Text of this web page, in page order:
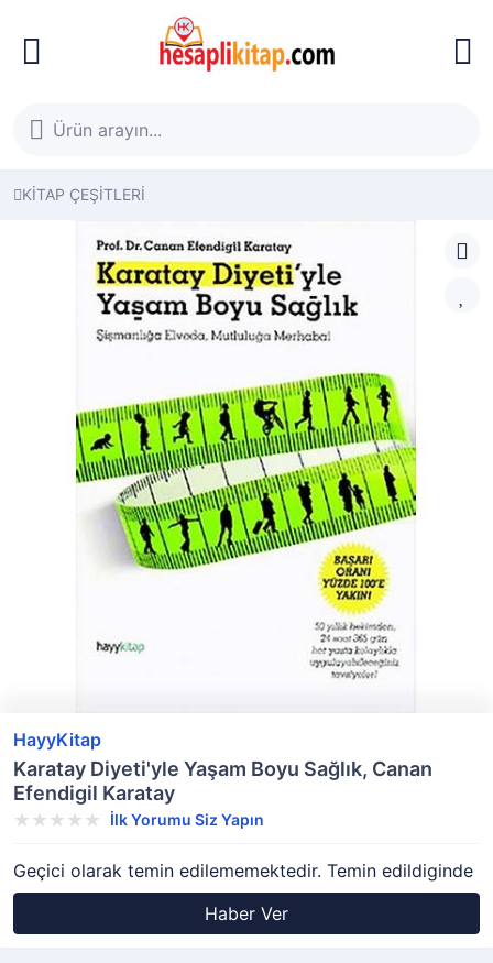
KİTAP ÇEŞİTLERİ
HayyKitap
Karatay Diyeti'yle Yaşam Boyu Sağlık, Canan
Efendigil Karatay
İlk Yorumu Siz Yapın
Geçici olarak temin edilememektedir. Temin edildiginde
Haber Ver